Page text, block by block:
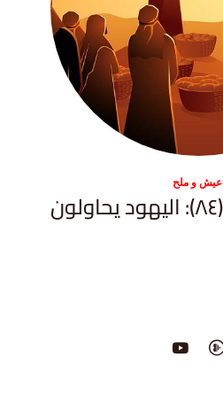
عيش و ملح
الاناجيل-حلقة (٨٤): اليهود يحاولون